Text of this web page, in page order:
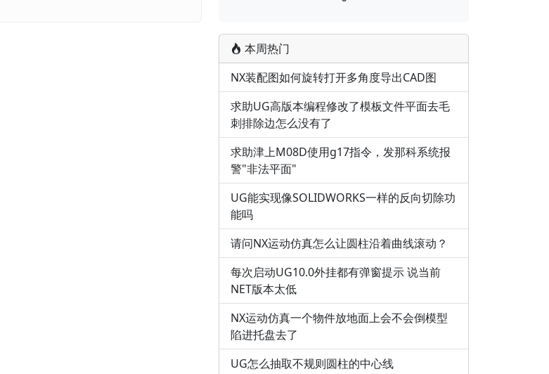
本周热门
NX装配图如何旋转打开多角度导出CAD图
求助UG高版本编程修改了模板文件平面去毛
刺排除边怎么没有了
求助津上M08D使用g17指令，发那科系统报
警"非法平面"
UG能实现像SOLIDWORKS一样的反向切除功
能吗
请问NX运动仿真怎么让圆柱沿着曲线滚动？
每次启动UG10.0外挂都有弹窗提示 说当前
NET版本太低
NX运动仿真一个物件放地面上会不会倒模型
陷进托盘去了
UG怎么抽取不规则圆柱的中心线